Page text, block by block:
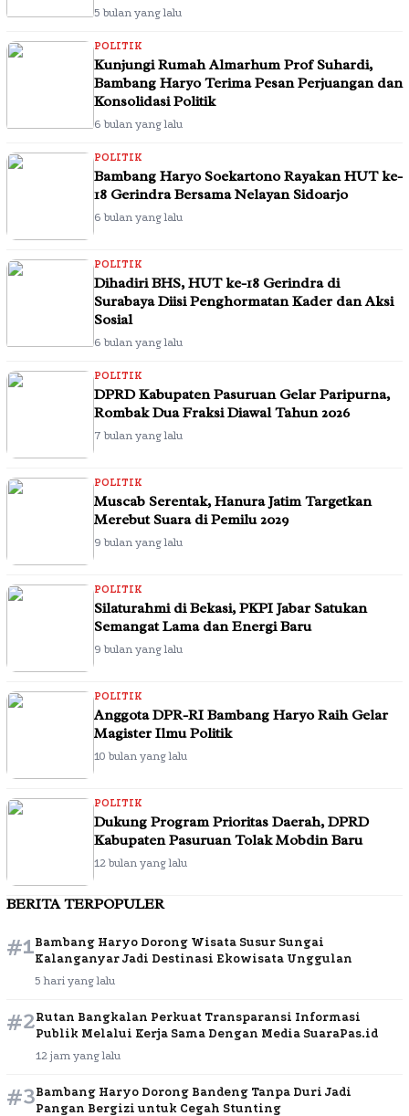
5 bulan yang lalu
POLITIK
Kunjungi Rumah Almarhum Prof Suhardi,
Bambang Haryo Terima Pesan Perjuangan dan
Konsolidasi Politik
6 bulan yang lalu
POLITIK
Bambang Haryo Soekartono Rayakan HUT ke-
18 Gerindra Bersama Nelayan Sidoarjo
6 bulan yang lalu
POLITIK
Dihadiri BHS, HUT ke-18 Gerindra di
Surabaya Diisi Penghormatan Kader dan Aksi
Sosial
6 bulan yang lalu
POLITIK
DPRD Kabupaten Pasuruan Gelar Paripurna,
Rombak Dua Fraksi Diawal Tahun 2026
7 bulan yang lalu
POLITIK
Muscab Serentak, Hanura Jatim Targetkan
Merebut Suara di Pemilu 2029
9 bulan yang lalu
POLITIK
Silaturahmi di Bekasi, PKPI Jabar Satukan
Semangat Lama dan Energi Baru
9 bulan yang lalu
POLITIK
Anggota DPR-RI Bambang Haryo Raih Gelar
Magister Ilmu Politik
10 bulan yang lalu
POLITIK
Dukung Program Prioritas Daerah, DPRD
Kabupaten Pasuruan Tolak Mobdin Baru
12 bulan yang lalu
BERITA TERPOPULER
#1Bambang Haryo Dorong Wisata Susur Sungai
Kalanganyar Jadi Destinasi Ekowisata Unggulan
5 hari yang lalu
#2Rutan Bangkalan Perkuat Transparansi Informasi
Publik Melalui Kerja Sama Dengan Media SuaraPas.id
12 jam yang lalu
#3Bambang Haryo Dorong Bandeng Tanpa Duri Jadi
Pangan Bergizi untuk Cegah Stunting